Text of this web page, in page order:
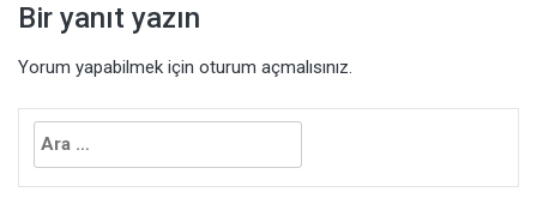
Bir yanıt yazın
Yorum yapabilmek için oturum açmalısınız.
Arama: